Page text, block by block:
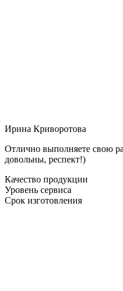
Ирина Криворотова
Отлично выполняете свою
довольны, респект!)
Качество продукции
Уровень сервиса
Срок изготовления